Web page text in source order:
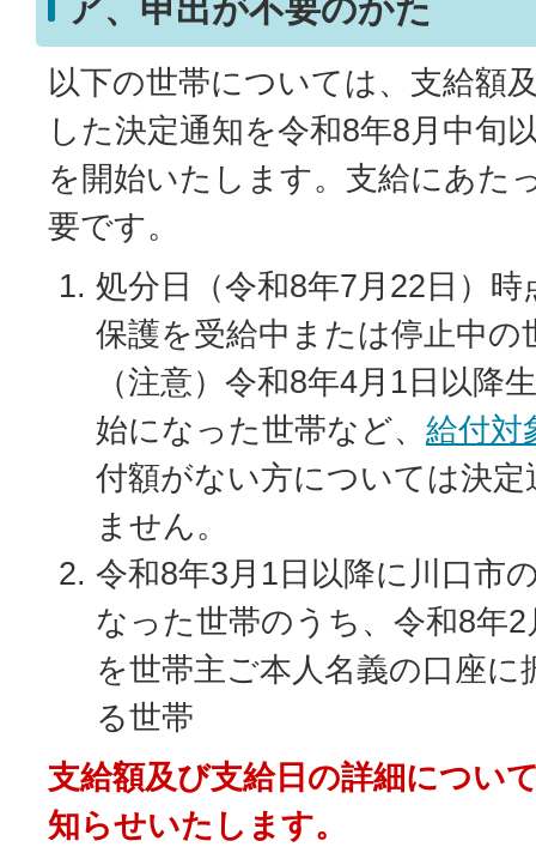
ア、申出が不要のかた
以下の世帯については、支給額
した決定通知を令和8年8月中旬
を開始いたします。支給にあた
要です。
処分日（令和8年7月22日）
保護を受給中または停止中の
（注意）令和8年4月1日以降
始になった世帯など、 給付対
付額がない方については決
ません。
令和8年3月1日以降に川口市
なった世帯のうち、令和8年
を世帯主ご本人名義の口座
る世帯
支給額及び支給日の詳細につい
知らせいたします。